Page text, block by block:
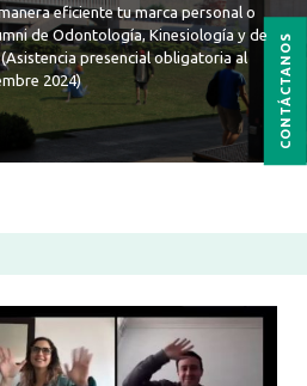
eficiente tu marca personal o
de Odontología, Kinesiología y de
presencial obligatoria al
2024)
CONTÁCTANOS